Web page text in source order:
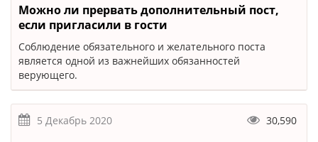
Можно ли прервать дополнительный пост,
если пригласили в гости
Соблюдение обязательного и желательного поста
является одной из важнейших обязанностей
верующего.
5 Декабрь 2020 30,590